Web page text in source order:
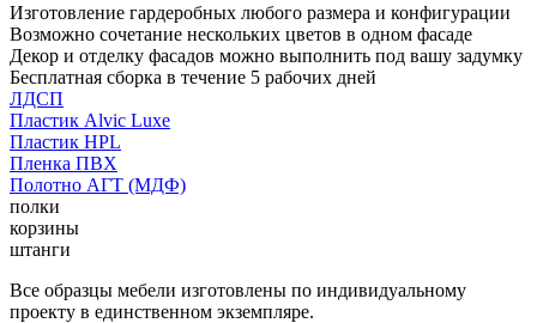
Изготовление гардеробных любого размера и конфигурации
Возможно сочетание нескольких цветов в одном фасаде
Декор и отделку фасадов можно выполнить под вашу задумку
Бесплатная сборка в течение 5 рабочих дней
ЛДСП
Пластик Alvic Luxe
Пластик HPL
Пленка ПВХ
Полотно АГТ (МДФ)
полки
корзины
штанги
Все образцы мебели изготовлены по индивидуальному
проекту в единственном экземпляре.